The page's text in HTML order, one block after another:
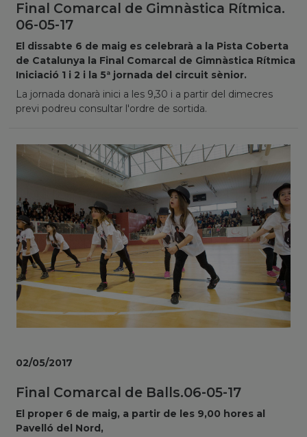
Final Comarcal de Gimnàstica Rítmica.
06-05-17
El dissabte 6 de maig es celebrarà a la Pista Coberta
de Catalunya la Final Comarcal de Gimnàstica Rítmica
Iniciació 1 i 2 i la 5ª jornada del circuit sènior.
La jornada donarà inici a les 9,30 i a partir del dimecres
previ podreu consultar l'ordre de sortida.
Final Comarcal de Balls.06-05-17
El proper 6 de maig, a partir de les 9,00 hores al
Pavelló del Nord,
02/05/2017